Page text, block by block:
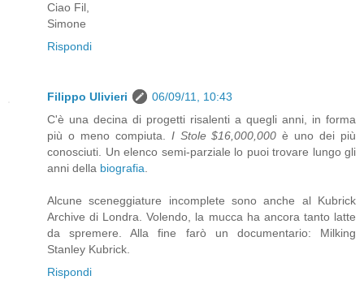
Ciao Fil,
Simone
Rispondi
Filippo Ulivieri
06/09/11, 10:43
C'è una decina di progetti risalenti a quegli anni, in forma
più o meno compiuta. I Stole $16,000,000 è uno dei più
conosciuti. Un elenco semi-parziale lo puoi trovare lungo gli
anni della biografia
Alcune sceneggiature incomplete sono anche al Kubrick
Archive di Londra. Volendo, la mucca ha ancora tanto latte
da spremere. Alla fine farò un documentario: Milking
Stanley Kubrick.
Rispondi